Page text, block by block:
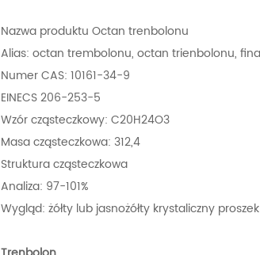
Nazwa produktu Octan trenbolonu
Alias: octan trembolonu, octan trienbolonu,
Numer CAS: 10161-34-9
EINECS 206-253-5
Wzór cząsteczkowy: C20H24O3
Masa cząsteczkowa: 312,4
Struktura cząsteczkowa
Analiza: 97-101%
Wygląd: żółty lub jasnożółty krystaliczny proszek